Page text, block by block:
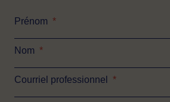
Prénom *
Nom *
Courriel professionnel *